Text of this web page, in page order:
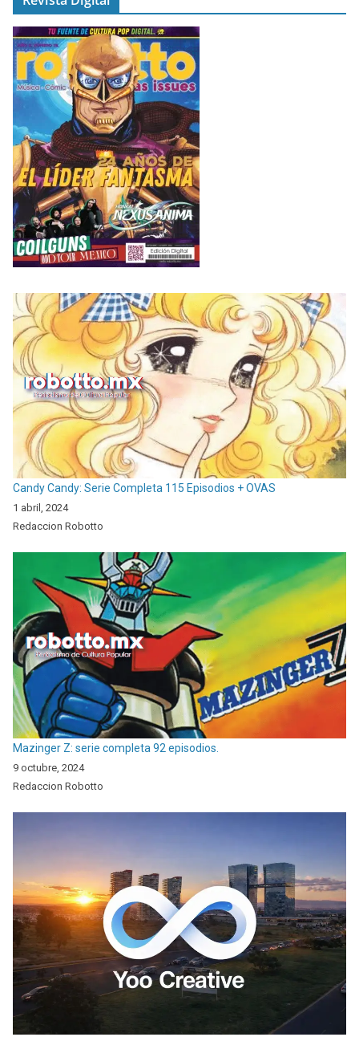
Candy Candy: Serie Completa 115 Episodios + OVAS
1 abril, 2024
Redaccion Robotto
Mazinger Z: serie completa 92 episodios.
9 octubre, 2024
Redaccion Robotto